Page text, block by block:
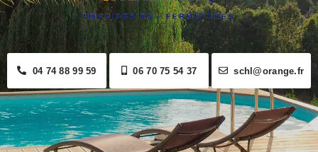
04 74 88 99 59 06 70 75 54 37 schl@orange.fr